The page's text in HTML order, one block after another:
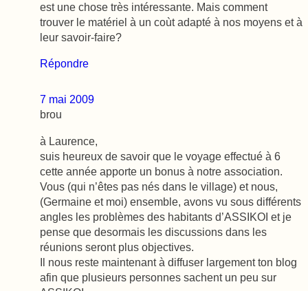
est une chose très intéressante. Mais comment
trouver le matériel à un coùt adapté à nos moyens et à
leur savoir-faire?
Répondre
7 mai 2009
brou
à Laurence,
suis heureux de savoir que le voyage effectué à 6
cette année apporte un bonus à notre association.
Vous (qui n’êtes pas nés dans le village) et nous,
(Germaine et moi) ensemble, avons vu sous différents
angles les problèmes des habitants d’ASSIKOI et je
pense que desormais les discussions dans les
réunions seront plus objectives.
Il nous reste maintenant à diffuser largement ton blog
afin que plusieurs personnes sachent un peu sur